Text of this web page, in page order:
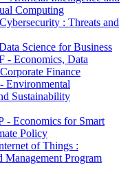
Computing
: Threats and
Science for Business
- Economics, Data
Finance
Environmental
Sustainability
- Economics for Smart
Policy
of Things :
Management Program